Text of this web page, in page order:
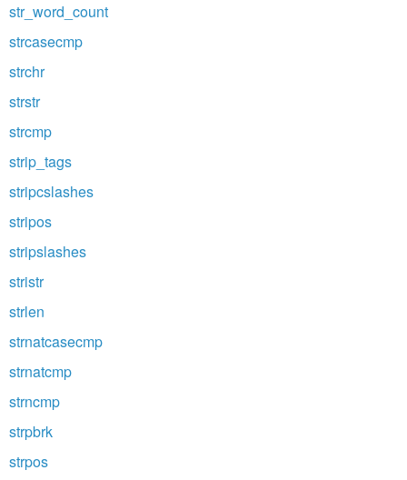
str_word_count
strcasecmp
strchr
strstr
strcmp
strip_tags
stripcslashes
stripos
stripslashes
stristr
strlen
strnatcasecmp
strnatcmp
strncmp
strpbrk
strpos